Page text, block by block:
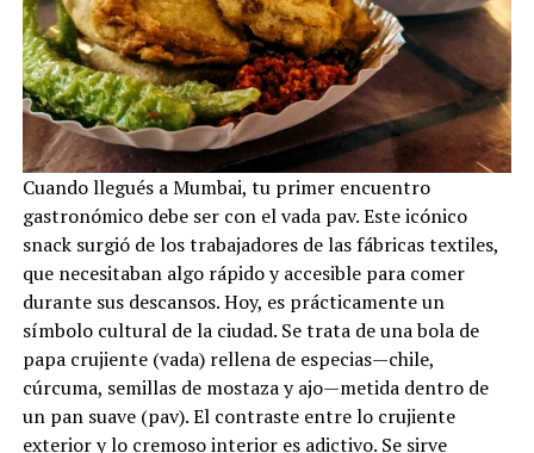
Cuando llegués a Mumbai, tu primer encuentro
gastronómico debe ser con el vada pav. Este icónico
snack surgió de los trabajadores de las fábricas textiles,
que necesitaban algo rápido y accesible para comer
durante sus descansos. Hoy, es prácticamente un
símbolo cultural de la ciudad. Se trata de una bola de
papa crujiente (vada) rellena de especias—chile,
cúrcuma, semillas de mostaza y ajo—metida dentro de
un pan suave (pav). El contraste entre lo crujiente
exterior y lo cremoso interior es adictivo. Se sirve